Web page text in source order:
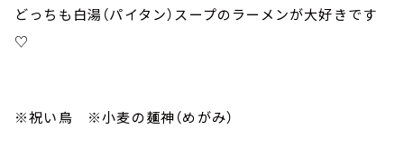
どっちも白湯（パイタン）スープのラーメンが大好きです
♡
※祝い鳥 ※小麦の麺神（めがみ）